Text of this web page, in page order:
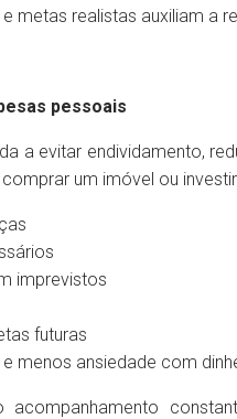
metas realistas auxiliam a
pessoais
a evitar endividamento,
um imóvel ou
imprevistos
futuras
menos ansiedade com